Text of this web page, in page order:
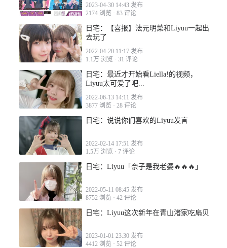
2023-04-30 14:43 发布
2174 浏览 · 83 评论
日宅：【喜报】法元明菜和Liyuu一起出
去玩了
2022-04-20 11:17 发布
1.1万 浏览 · 31 评论
日宅：最近才开始看Liella!的视频，
Liyuu太可爱了吧...
2022-06-13 14:11 发布
3877 浏览 · 28 评论
日宅：说说你们喜欢的Liyuu发言
2022-02-14 17:51 发布
1.5万 浏览 · 7 评论
日宅：Liyuu「奈子是我老婆🔥🔥🔥」
2022-05-11 08:45 发布
8752 浏览 · 42 评论
日宅：Liyuu这次新年在青山渚家吃扇贝
2023-01-01 23:30 发布
4412 浏览 · 52 评论